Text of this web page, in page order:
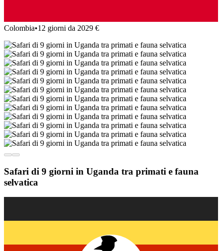
Colombia•12 giorni da 2029 €
Safari di 9 giorni in Uganda tra primati e fauna
selvatica